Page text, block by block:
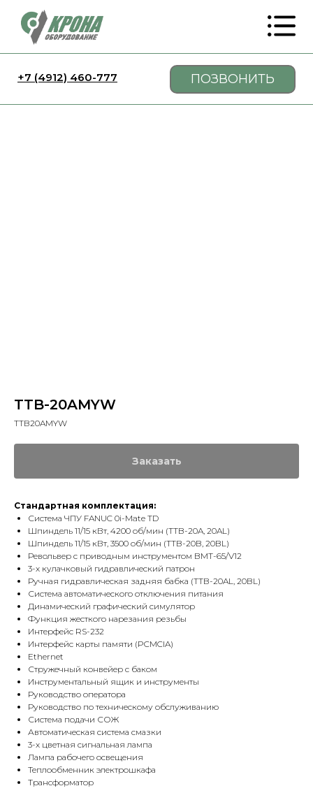
+7 (4912) 460-777 ПОЗВОНИТЬ
TTB-20AMYW
TTB20AMYW
Заказать
Стандартная комплектация:
Система ЧПУ FANUC 0i-Mate TD
Шпиндель 11/15 кВт, 4200 об/мин (TTB-20A, 20AL)
Шпиндель 11/15 кВт, 3500 об/мин (TTB-20B, 20BL)
Револьвер с приводным инструментом BMT-65/V12
3-х кулачковый гидравлический патрон
Ручная гидравлическая задняя бабка (TTB-20AL, 20BL)
Система автоматического отключения питания
Динамический графический симулятор
Функция жесткого нарезания резьбы
Интерфейс RS-232
Интерфейс карты памяти (PCMCIA)
Ethernet
Стружечный конвейер с баком
Инструментальный ящик и инструменты
Руководство оператора
Руководство по техническому обслуживанию
Система подачи СОЖ
Автоматическая система смазки
3-х цветная сигнальная лампа
Лампа рабочего освещения
Теплообменник электрошкафа
Трансформатор